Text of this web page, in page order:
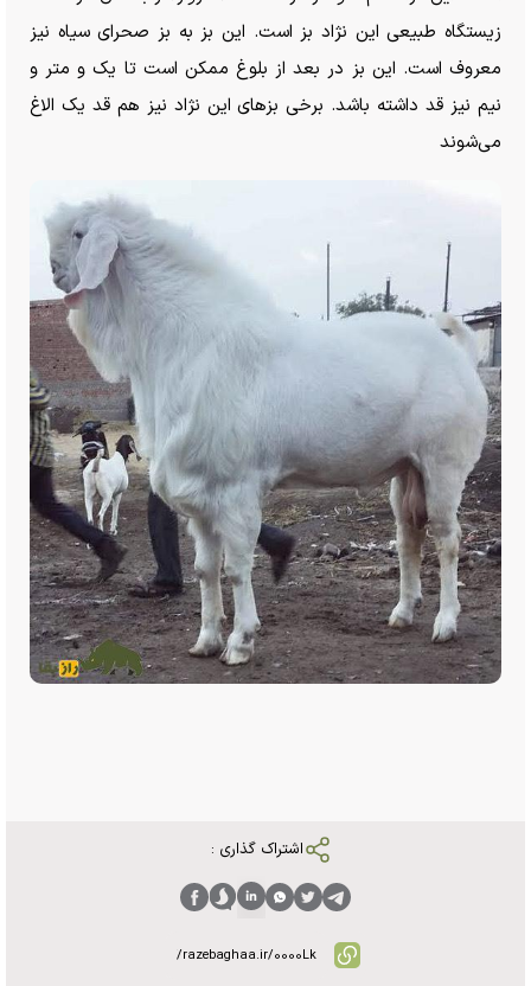
زیستگاه طبیعی این نژاد بز است. این بز به بز صحرای سیاه نیز
معروف است. این بز در بعد از بلوغ ممکن است تا یک و متر و
نیم نیز قد داشته باشد. برخی بزهای این نژاد نیز هم قد یک الاغ
می‌شوند
اشتراک گذاری :